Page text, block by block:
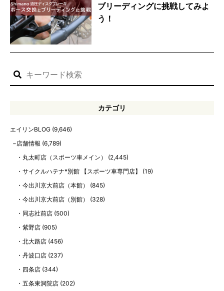
ブリーディングに挑戦してみよ
う！
カテゴリ
エイリンBLOG (9,646)
店舗情報 (6,789)
丸太町店（スポーツ車メイン）
(2,445)
サイクルハテナ*別館 【スポーツ車専門店】
(19)
今出川京大前店（本館）
(845)
今出川京大前店（別館）
(328)
同志社前店 (500)
紫野店 (905)
北大路店 (456)
丹波口店 (237)
四条店 (344)
五条東洞院店 (202)